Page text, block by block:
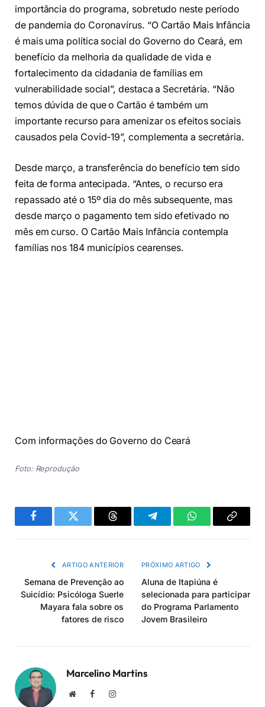
importância do programa, sobretudo neste período
de pandemia do Coronavírus. “O Cartão Mais Infância
é mais uma política social do Governo do Ceará, em
benefício da melhoria da qualidade de vida e
fortalecimento da cidadania de famílias em
vulnerabilidade social”, destaca a Secretária. “Não
temos dúvida de que o Cartão é também um
importante recurso para amenizar os efeitos sociais
causados pela Covid-19”, complementa a secretária.
Desde março, a transferência do benefício tem sido
feita de forma antecipada. “Antes, o recurso era
repassado até o 15º dia do mês subsequente, mas
desde março o pagamento tem sido efetivado no
mês em curso. O Cartão Mais Infância contempla
famílias nos 184 municípios cearenses.
Com informações do Governo do Ceará
Foto: Reprodução
FacebookTwitter Threads TelegramWhatsAppCopiar
ARTIGO ANTERIOR
Semana de Prevenção ao
Suicídio: Psicóloga Suerle
Mayara fala sobre os
fatores de risco
PRÓXIMO ARTIGO
Aluna de Itapiúna é
selecionada para participar
do Programa Parlamento
Jovem Brasileiro
Marcelino Martins
Site FacebookInstagram